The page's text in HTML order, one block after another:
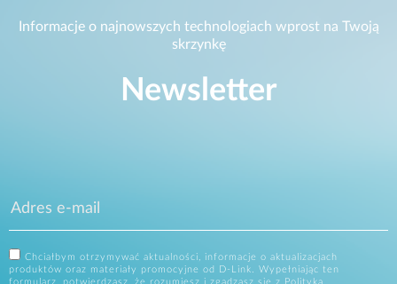
Informacje o najnowszych technologiach wprost na Twoją
skrzynkę
Newsletter
Chciałbym otrzymywać aktualności, informacje o aktualizacjach
produktów oraz materiały promocyjne od D-Link. Wypełniając ten